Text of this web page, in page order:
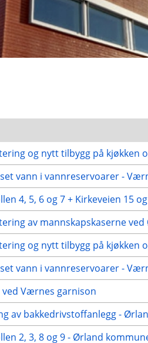
og nytt tilbygg på kjøkken
vann i vannreservoarer -
4, 5, 6 og 7 + Kirkeveien 15
av mannskapskaserne
og nytt tilbygg på kjøkken
vann i vannreservoarer -
ved Værnes garnison
av bakkedrivstoffanlegg -
2, 3, 8 og 9 - Ørland